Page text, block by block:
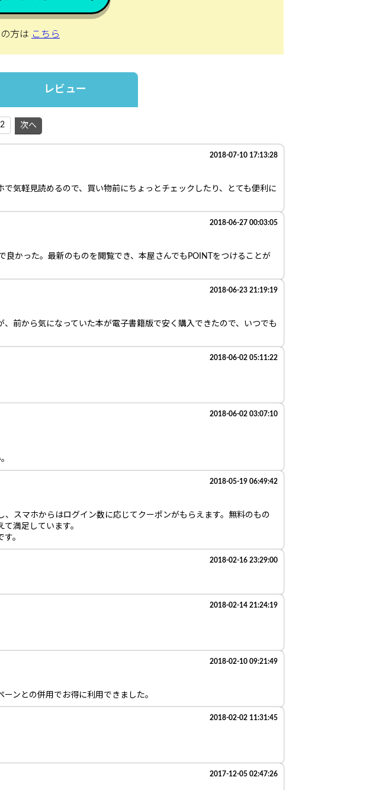
方は こちら
レビュー
2 次へ
2018-07-10 17:13:28
気軽見読めるので、買い物前にちょっとチェックしたり、とても便利に
2018-06-27 00:03:05
かった。最新のものを閲覧でき、本屋さんでもPOINTをつけることが
2018-06-23 21:19:19
前から気になっていた本が電子書籍版で安く購入できたので、いつでも
2018-06-02 05:11:22
2018-06-02 03:07:10
2018-05-19 06:49:42
スマホからはログイン数に応じてクーポンがもらえます。無料のもの
満足しています。
。
2018-02-16 23:29:00
2018-02-14 21:24:19
2018-02-10 09:21:49
ンとの併用でお得に利用できました。
2018-02-02 11:31:45
2017-12-05 02:47:26